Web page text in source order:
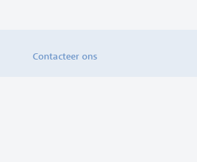
Contacteer ons